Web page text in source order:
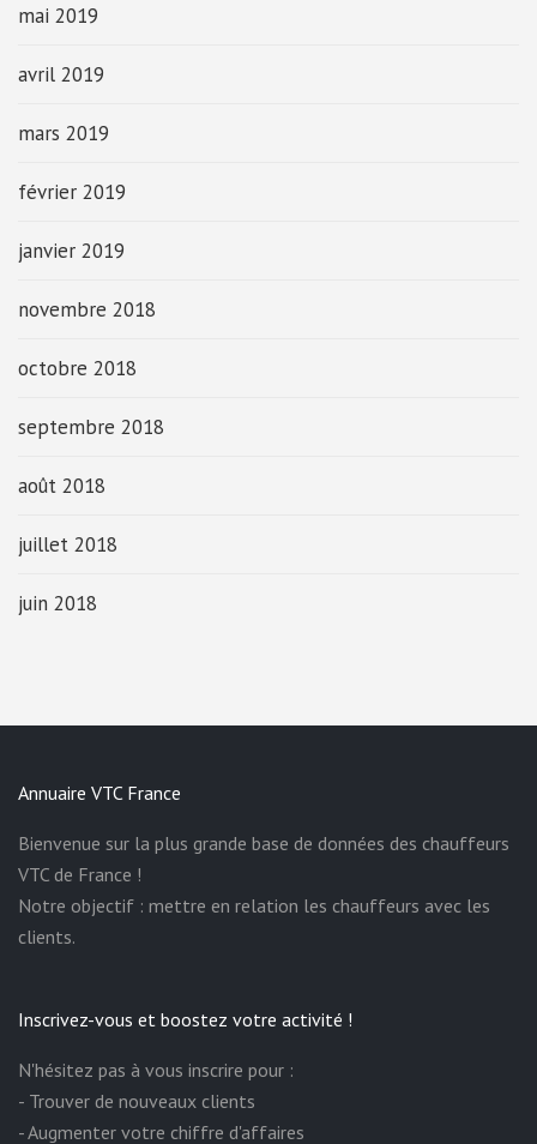
mai 2019
avril 2019
mars 2019
février 2019
janvier 2019
novembre 2018
octobre 2018
septembre 2018
août 2018
juillet 2018
juin 2018
Annuaire VTC France
Bienvenue sur la plus grande base de données des chauffeurs
VTC de France !
Notre objectif : mettre en relation les chauffeurs avec les
clients.
Inscrivez-vous et boostez votre activité !
N'hésitez pas à vous inscrire pour :
- Trouver de nouveaux clients
- Augmenter votre chiffre d'affaires